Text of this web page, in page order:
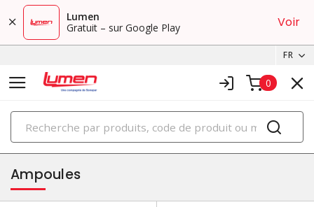
Lumen
Gratuit – sur Google Play
Voir
FR
0
PRODUITS
éclairage
Ampoules